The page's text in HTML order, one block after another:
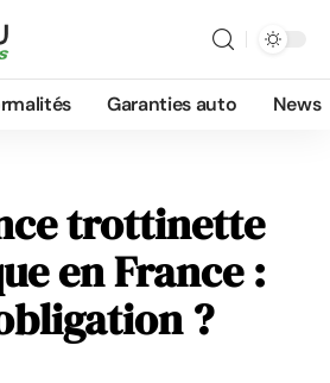
Garanties auto News
trottinette
en France :
?